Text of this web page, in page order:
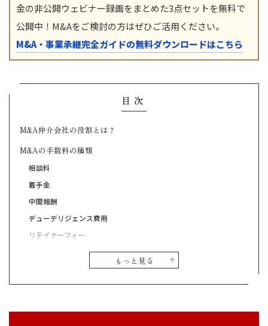
金の非公開ウェビナー録画をまとめた3点セットを無料で
公開中！M&Aをご検討の方はぜひご活用ください。
M&A・事業承継完全ガイドの無料ダウンロードはこちら
目次
もっと見る
M&A仲介会社の役割とは？
M&Aの手数料の種類
相談料
着手金
中間報酬
デューデリジェンス費用
リテイナーフィー
M&Aの手数料を安く抑える方法